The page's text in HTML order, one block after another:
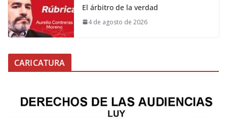
El árbitro de la verdad
4 de agosto de 2026
CARICATURA